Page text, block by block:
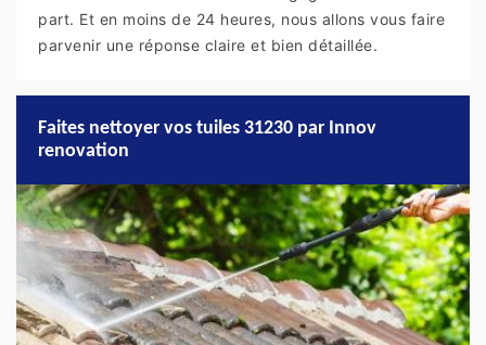
part. Et en moins de 24 heures, nous allons vous faire
parvenir une réponse claire et bien détaillée.
Faites nettoyer vos tuiles 31230 par Innov
renovation